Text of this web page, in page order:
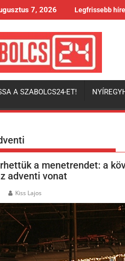
7, 2026 Legfrissebb
A SZABOLCS24-ET!
a menetrendet: a
adventi vonat
Kiss Lajos